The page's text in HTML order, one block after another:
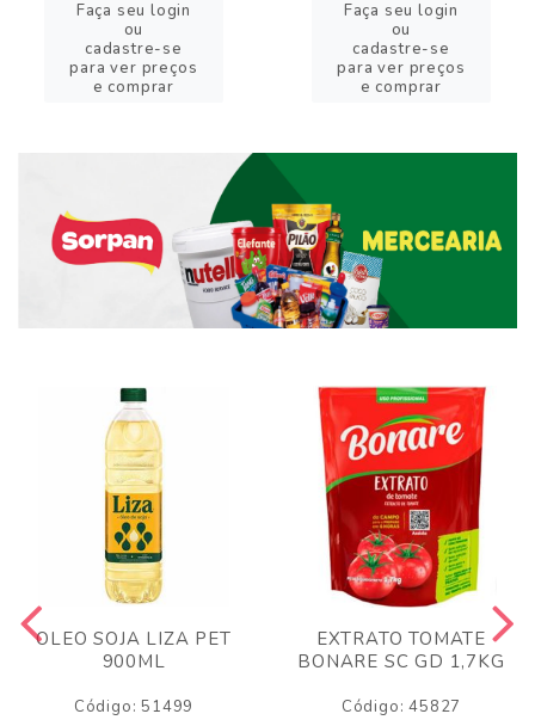
Faça seu login
ou
cadastre-se
para ver preços
e comprar
Faça seu login
ou
cadastre-se
para ver preços
e comprar
OLEO SOJA LIZA PET
900ML
Código: 51499
EXTRATO TOMATE
BONARE SC GD 1,7KG
Código: 45827